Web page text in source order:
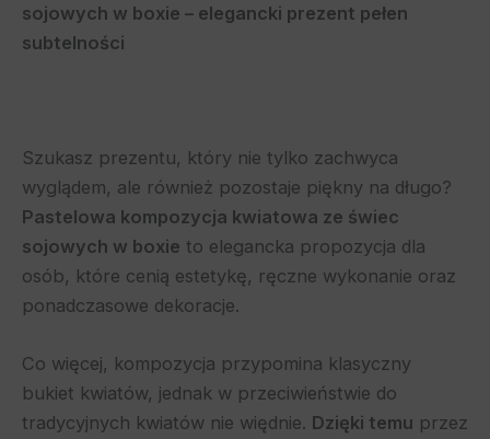
sojowych w boxie – elegancki prezent pełen
subtelności
Szukasz prezentu, który nie tylko zachwyca
wyglądem, ale również pozostaje piękny na długo?
Pastelowa kompozycja kwiatowa ze świec
sojowych w boxie to elegancka propozycja dla
osób, które cenią estetykę, ręczne wykonanie oraz
ponadczasowe dekoracje.
Co więcej, kompozycja przypomina klasyczny
bukiet kwiatów, jednak w przeciwieństwie do
tradycyjnych kwiatów nie więdnie. Dzięki temu przez